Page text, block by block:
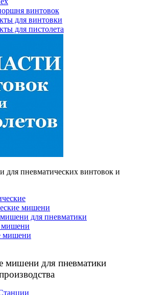
винтовок
для винтовки
для пистолета
для пневматических винтовок и
мишени
для пневматики
мишени
мишени для пневматики